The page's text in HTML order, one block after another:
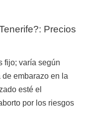
Precios
fijo; varía según
embarazo en la
esté el
por los riesgos